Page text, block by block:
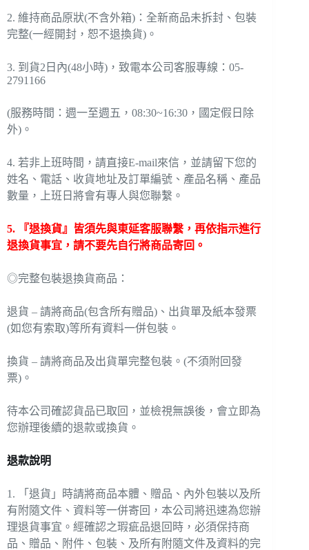
2. 維持商品原狀(不含外箱)：全新商品未拆封、包裝
完整(一經開封，恕不退換貨)。
3. 到貨2日內(48小時)，致電本公司客服專線：05-
2791166
(服務時間：週一至週五，08:30~16:30，國定假日除
外)。
4. 若非上班時間，請直接E-mail來信，並請留下您的
姓名、電話、收貨地址及訂單編號、產品名稱、產品
數量，上班日將會有專人與您聯繫。
5. 『退換貨』皆須先與東延客服聯繫，再依指示進行
退換貨事宜，請不要先自行將商品寄回。
◎完整包裝退換貨商品：
退貨 – 請將商品(包含所有贈品)、出貨單及紙本發票
(如您有索取)等所有資料一併包裝。
換貨 – 請將商品及出貨單完整包裝。(不須附回發
票)。
待本公司確認貨品已取回，並檢視無誤後，會立即為
您辦理後續的退款或換貨。
退款說明
1. 「退貨」時請將商品本體、贈品、內外包裝以及所
有附隨文件、資料等一併寄回，本公司將迅速為您辦
理退貨事宜。經確認之瑕疵品退回時，必須保持商
品、贈品、附件、包裝、及所有附隨文件及資料的完